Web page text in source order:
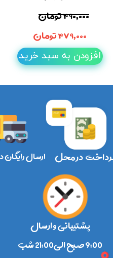
۴۹۰,۰۰۰ تومان
۴۷۹,۰۰۰ تومان
افزودن به سبد خرید
ارسال رایگان در محل
پشتیبانی و ارسال
​​​​​​​9:00 صبح الی21:00 شب